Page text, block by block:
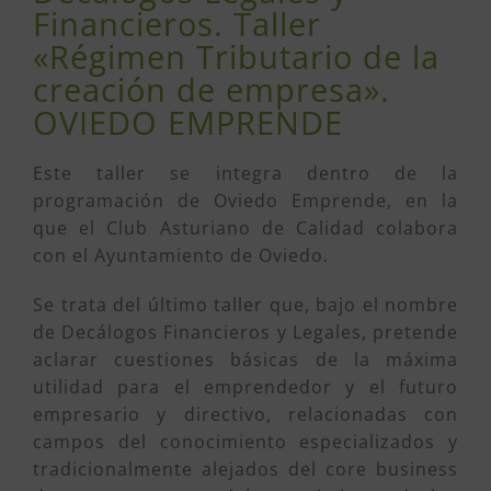
Financieros. Taller
«Régimen Tributario de la
creación de empresa».
OVIEDO EMPRENDE
Este taller se integra dentro de la
programación de Oviedo Emprende, en la
que el Club Asturiano de Calidad colabora
con el Ayuntamiento de Oviedo.
Se trata del último taller que, bajo el nombre
de Decálogos Financieros y Legales, pretende
aclarar cuestiones básicas de la máxima
utilidad para el emprendedor y el futuro
empresario y directivo, relacionadas con
campos del conocimiento especializados y
tradicionalmente alejados del core business